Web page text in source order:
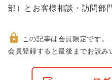
部）とお客様相談・訪問部
非
この記事は会員限定です。
会員登録すると最後までお読み